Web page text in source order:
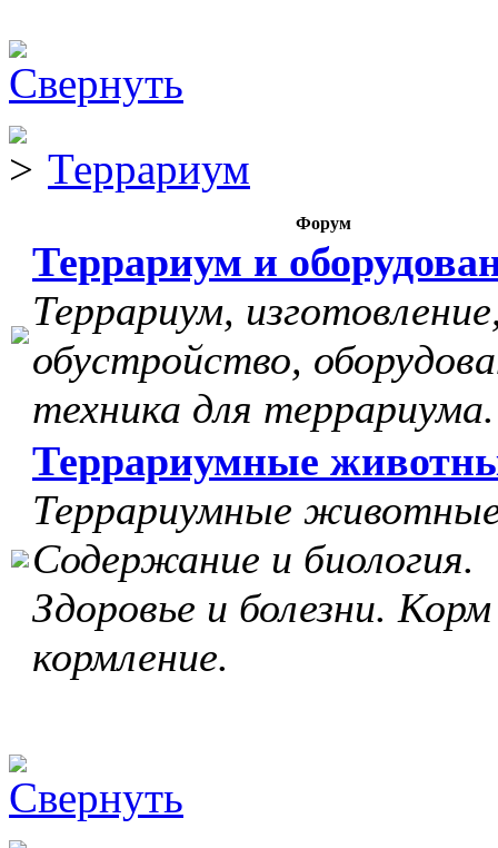
Террариум
Форум
Террариум и
Террариум,
обустройство,
техника для террариума.
Террариумные
Террариумные
Содержание и биология.
Здоровье и болезни.
кормление.